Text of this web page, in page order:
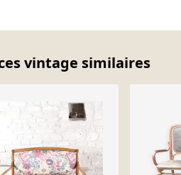
vintage similaires